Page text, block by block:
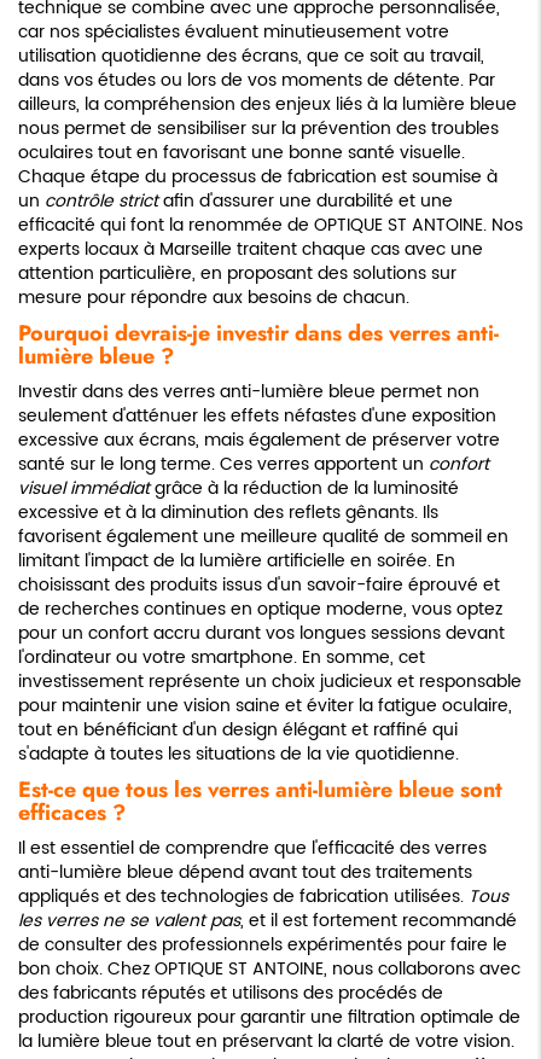
technique se combine avec une approche personnalisée,
car nos spécialistes évaluent minutieusement votre
utilisation quotidienne des écrans, que ce soit au travail,
dans vos études ou lors de vos moments de détente. Par
ailleurs, la compréhension des enjeux liés à la lumière bleue
nous permet de sensibiliser sur la prévention des troubles
oculaires tout en favorisant une bonne santé visuelle.
Chaque étape du processus de fabrication est soumise à
un contrôle strictafin d'assurer une durabilité et une
efficacité qui font la renommée de OPTIQUE ST ANTOINE. Nos
experts locaux à Marseille traitent chaque cas avec une
attention particulière, en proposant des solutions sur
mesure pour répondre aux besoins de chacun.
Pourquoi devrais-je investir dans des verres anti-
lumière bleue ?
Investir dans des verres anti-lumière bleue permet non
seulement d'atténuer les effets néfastes d'une exposition
excessive aux écrans, mais également de préserver votre
santé sur le long terme. Ces verres apportent un confort
visuel immédiatgrâce à la réduction de la luminosité
excessive et à la diminution des reflets gênants. Ils
favorisent également une meilleure qualité de sommeil en
limitant l'impact de la lumière artificielle en soirée. En
choisissant des produits issus d'un savoir-faire éprouvé et
de recherches continues en optique moderne, vous optez
pour un confort accru durant vos longues sessions devant
l'ordinateur ou votre smartphone. En somme, cet
investissement représente un choix judicieux et responsable
pour maintenir une vision saine et éviter la fatigue oculaire,
tout en bénéficiant d'un design élégant et raffiné qui
s'adapte à toutes les situations de la vie quotidienne.
Est-ce que tous les verres anti-lumière bleue sont
efficaces ?
Il est essentiel de comprendre que l'efficacité des verres
anti-lumière bleue dépend avant tout des traitements
appliqués et des technologies de fabrication utilisées. Tous
les verres ne se valent pas, et il est fortement recommandé
de consulter des professionnels expérimentés pour faire le
bon choix. Chez OPTIQUE ST ANTOINE, nous collaborons avec
des fabricants réputés et utilisons des procédés de
production rigoureux pour garantir une filtration optimale de
la lumière bleue tout en préservant la clarté de votre vision.